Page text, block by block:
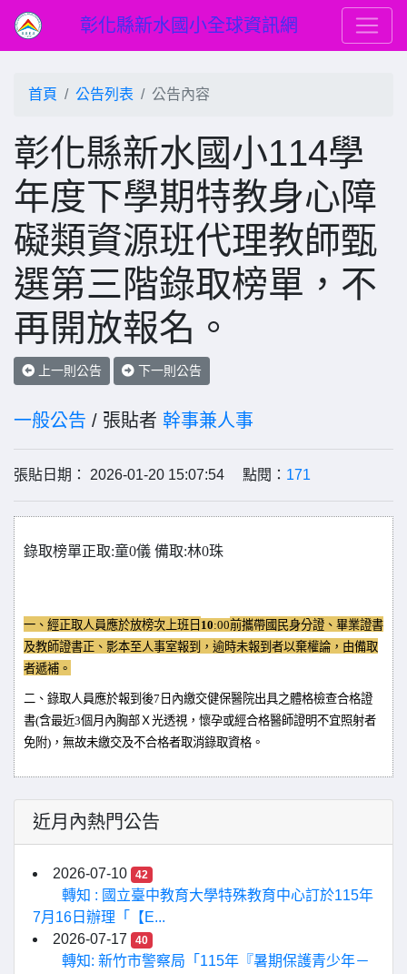
彰化縣新水國小全球資訊網
首頁 公告列表 公告內容
彰化縣新水國小114學
年度下學期特教身心障
礙類資源班代理教師甄
選第三階錄取榜單，不
再開放報名。
上一則公告 下一則公告
一般公告 / 張貼者 幹事兼人事
張貼日期： 2026-01-20 15:07:54 點閱： 171
錄取榜單正取:童0儀 備取:林0珠
一、經正取人員應於放榜次上班日 10:00前攜帶國民身分證、畢業證書
及教師證書正、影本至人事室報到，逾時未報到者以棄權論，由備取
者遞補。
二、錄取人員應於報到後7 日內繳交健保醫院出具之體格檢查合格證
書(含最近3個月內胸部Ｘ光透視，懷孕或經合格醫師證明不宜照射者
免附) ，無故未繳交及不合格者取消錄取資格。
近月內熱門公告
2026-07-10 42
轉知 : 國立臺中教育大學特殊教育中心訂於115年
7月16日辦理「【E...
2026-07-17
40
轉知: 新竹市警察局「115年『暑期保護青少年－